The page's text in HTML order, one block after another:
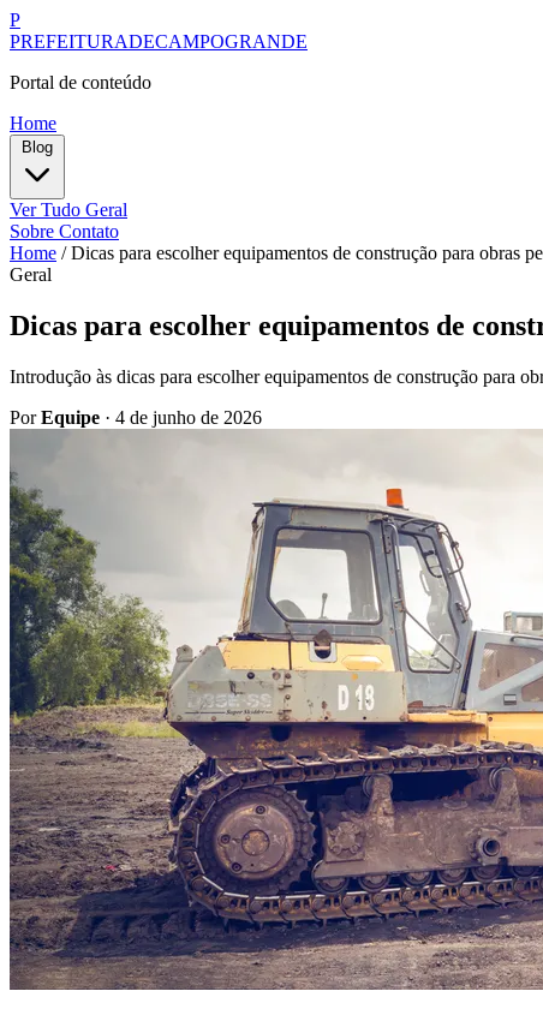
P
PREFEITURADECAMPOGRANDE
Portal de conteúdo
Home
Ver Tudo Geral
Sobre Contato
Home / Dicas para escolher equipamentos de construção para obras
Geral
Dicas para escolher equipamentos de
Introdução às dicas para escolher equipamentos de construção para
PorEquipe · 4 de junho de 2026